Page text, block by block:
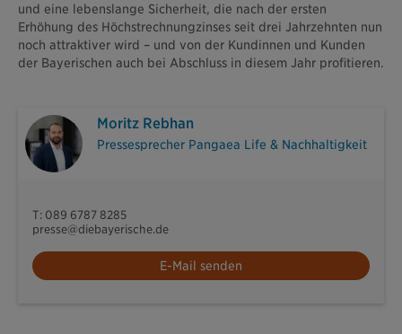
und eine lebenslange Sicherheit, die nach der ersten
Erhöhung des Höchstrechnungzinses seit drei Jahrzehnten nun
noch attraktiver wird – und von der Kundinnen und Kunden
der Bayerischen auch bei Abschluss in diesem Jahr profitieren.
Moritz Rebhan
Pressesprecher Pangaea Life & Nachhaltigkeit
T: 089 6787 8285
presse@diebayerische.de
E-Mail senden